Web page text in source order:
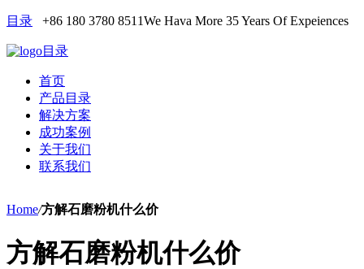
目录 +86 180 3780 8511We Hava More 35 Years Of Expeiences
目录
首页
产品目录
解决方案
成功案例
关于我们
联系我们
Home/方解石磨粉机什么价
方解石磨粉机什么价